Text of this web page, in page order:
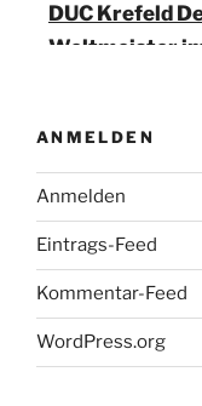
DUC Krefeld
Weltmeister
Weltmeister!
Euro League
23. / 24.3.
Schweden
ANMELDEN
Anmelden
Eintrags-Feed
Kommentar-Feed
WordPress.org